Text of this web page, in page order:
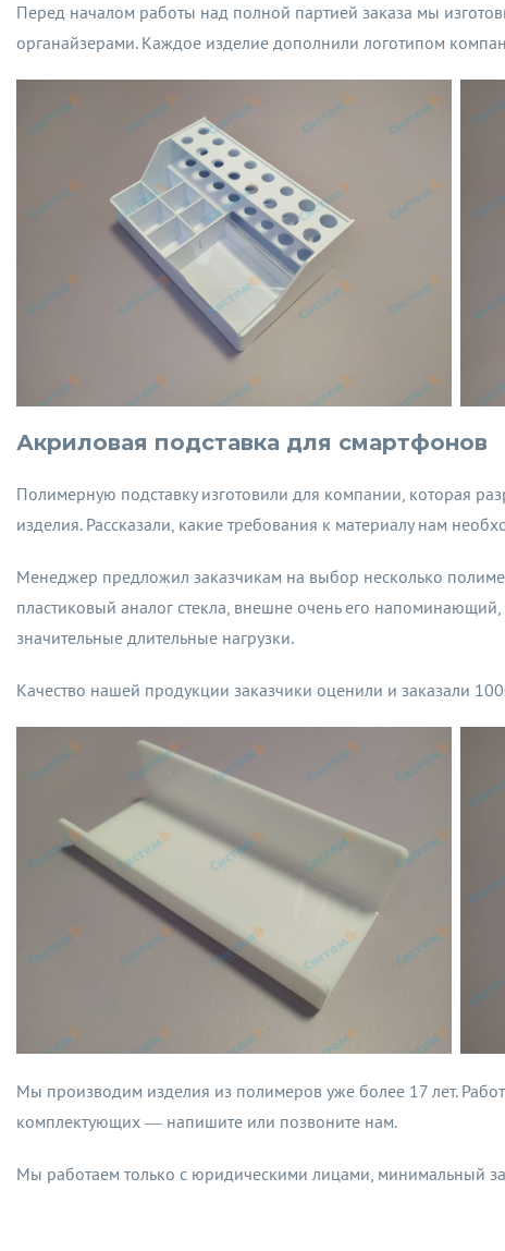
Перед началом работы над полной партией заказа мы
органайзерами. Каждое изделие дополнили логотипом
Акриловая подставка для смартфонов
Полимерную подставку изготовили для компании, которая
изделия. Рассказали, какие требования к материалу нам
Менеджер предложил заказчикам на выбор несколько
пластиковый аналог стекла, внешне очень его
значительные длительные нагрузки.
Качество нашей продукции заказчики оценили и заказали
Мы производим изделия из полимеров уже более 17 лет.
комплектующих — напишите или позвоните нам.
Мы работаем только с юридическими лицами, минимальный